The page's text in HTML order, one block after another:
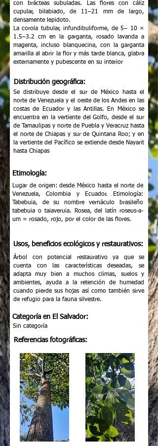
con brácteas subuladas. Las flores con cáliz
cupular, bilabiado, de 11–21 mm de largo,
densamente lepidoto.
La corola tubular, infundibuliforme, de 5– 10 ×
1.5–3.2 cm en la garganta, rosado lavanda a
magenta, incluso blanquecina, con la garganta
amarilla al abrir la flor y más tarde blanca, glabra
externamente y pubescente en su interior
Distribución geográfica:
Se distribuye desde el sur de México hasta el
norte de Venezuela y el oeste de los Andes en las
costas de Ecuador y las Antillas. En México se
encuentra en la vertiente del Golfo, desde el sur
de Tamaulipas y norte de Puebla y Veracruz hasta
el norte de Chiapas y sur de Quintana Roo; y en
la vertiente del Pacífico se extiende desde Nayarit
hasta Chiapas
Etimología:
Lugar de origen: desde México hasta el norte de
Venezuela, Colombia y Ecuador. Etimología:
Tabebuia, de su nombre vernáculo brasileño
tabebuia o taiaveruia. Rosea, del latín roseus-a-
um = rosado, rojo, por el color de las flores.
Usos, beneficios ecológicos y restaurativos:
Árbol con potencial restaurativo ya que se
cuenta con las características deseadas, se
adapta muy bien a muchos climas, suelos y
ambientes, ayuda a la retención de humedad
cuando pierde sus hojas así como también sirve
de refugio para la fauna silvestre.
Categoría en El Salvador:
Sin categoría
Referencias fotográficas: